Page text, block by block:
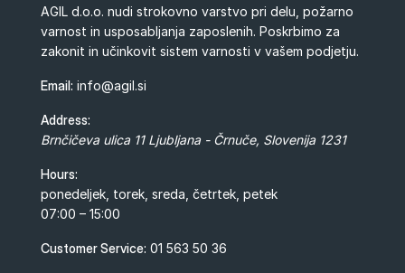
AGIL d.o.o. nudi strokovno varstvo pri delu, požarno
varnost in usposabljanja zaposlenih. Poskrbimo za
zakonit in učinkovit sistem varnosti v vašem podjetju.
Email: info@agil.si
Address:
Brnčičeva ulica 11 Ljubljana - Črnuče, Slovenija 1231
Hours:
ponedeljek, torek, sreda, četrtek, petek
07:00 – 15:00
Customer Service: 01 563 50 36